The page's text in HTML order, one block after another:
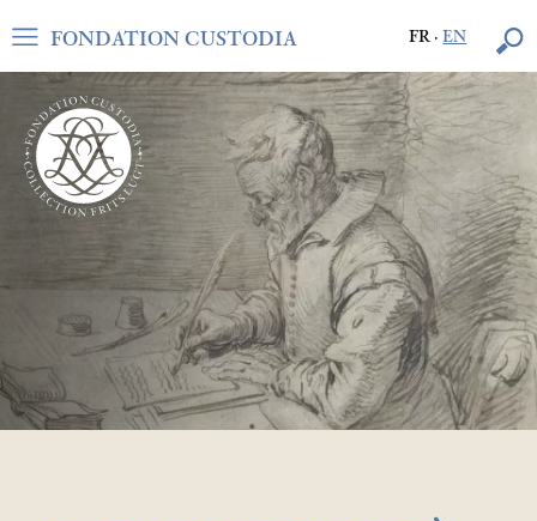
FR·EN
FONDATION CUSTODIA